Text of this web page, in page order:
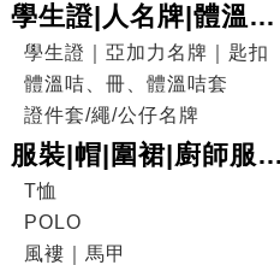
學生證|人名牌|體溫咭|
證件套
學生證｜亞加力名牌｜匙扣
體溫咭、冊、體溫咭套
證件套/繩/公仔名牌
服裝|帽|圍裙|廚師服|
表演服
T恤
POLO
風褸｜馬甲